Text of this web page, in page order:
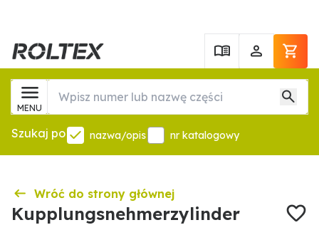
MENU
Szukaj po nazwa/opis nr katalogowy
Wróć do strony głównej
Kupplungsnehmerzylinder